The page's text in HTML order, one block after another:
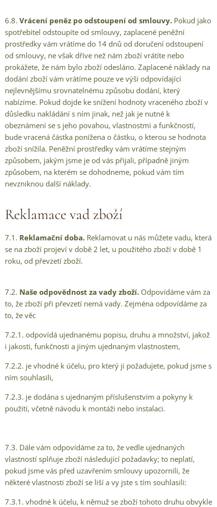
6.8. Vrácení peněz po odstoupení od smlouvy. Pokud jako
spotřebitel odstoupíte od smlouvy, zaplacené peněžní
prostředky vám vrátíme do 14 dnů od doručení odstoupení
od smlouvy, ne však dříve než nám zboží vrátíte nebo
prokážete, že nám bylo zboží odesláno. Zaplacené náklady na
dodání zboží vám vrátíme pouze ve výši odpovídající
nejlevnějšímu srovnatelnému způsobu dodání, který
nabízíme. Pokud dojde ke snížení hodnoty vraceného zboží v
důsledku nakládání s ním jinak, než jak je nutné k
obeznámení se s jeho povahou, vlastnostmi a funkčností,
bude vracená částka ponížena o částku, o kterou se hodnota
zboží snížila. Peněžní prostředky vám vrátíme stejným
způsobem, jakým jsme je od vás přijali, případně jiným
způsobem, na kterém se dohodneme, pokud vám tím
nevzniknou další náklady.
Reklamace vad zboží
7.1. Reklamační doba. Reklamovat u nás můžete vadu, která
se na zboží projeví v době 2 let, u použitého zboží v době 1
roku, od převzetí zboží.
7.2. Naše odpovědnost za vady zboží. Odpovídáme vám za
to, že zboží při převzetí nemá vady. Zejména odpovídáme za
to, že věc
7.2.1. odpovídá ujednanému popisu, druhu a množství, jakož
i jakosti, funkčnosti a jiným ujednaným vlastnostem,
7.2.2. je vhodné k účelu, pro který ji požadujete, pokud jsme s
ním souhlasili,
7.2.3. je dodána s ujednaným příslušenstvím a pokyny k
použití, včetně návodu k montáži nebo instalaci.
7.3. Dále vám odpovídáme za to, že vedle ujednaných
vlastností splňuje zboží následující požadavky; to neplatí,
pokud jsme vás před uzavřením smlouvy upozornili, že
některé vlastnosti zboží se liší a vy jste s tím souhlasili:
7.3.1. vhodné k účelu, k němuž se zboží tohoto druhu obvykle